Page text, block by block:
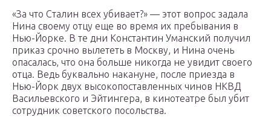
«За что Сталин всех убивает?» — этот вопрос задала
Нина своему отцу еще во время их пребывания в
Нью-Йорке. В те дни Константин Уманский получил
приказ срочно вылететь в Москву, и Нина очень
опасалась, что она больше никогда не увидит своего
отца. Ведь буквально накануне, после приезда в
Нью-Йорк двух высокопоставленных чинов НКВД
Васильевского и Эйтингера, в кинотеатре был убит
сотрудник советского посольства.